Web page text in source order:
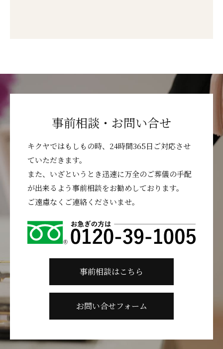
事前相談・お問い合せ
キクヤではもしもの時、24時間365日ご対応させ
ていただきます。
また、いざというとき迅速に万全のご葬儀の手配
が出来るよう事前相談をお勧めしております。
ご遠慮なくご連絡くださいませ。
事前相談はこちら
お問い合せフォーム